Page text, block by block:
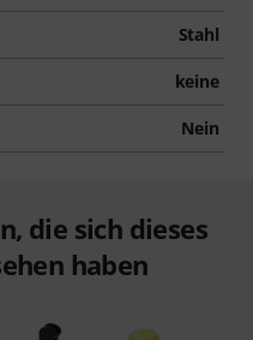
Stahl
keine
Nein
die sich dieses
haben